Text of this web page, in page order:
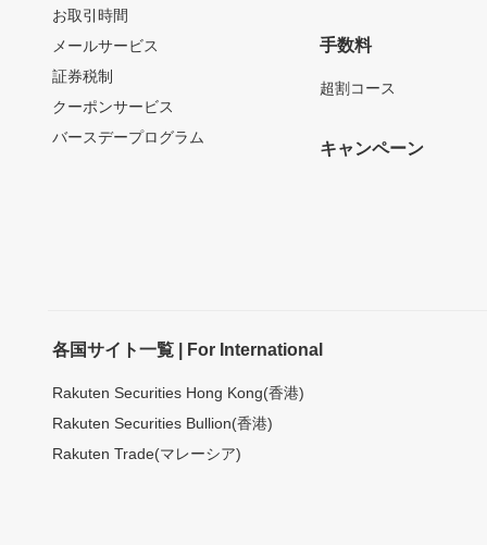
お取引時間
メールサービス
証券税制
クーポンサービス
バースデープログラム
手数料
超割コース
キャンペーン
各国サイト一覧 | For International
Rakuten Securities Hong Kong(香港)
Rakuten Securities Bullion(香港)
Rakuten Trade(マレーシア)